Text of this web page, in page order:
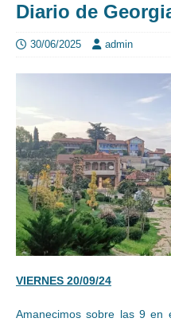
Diario de
30/06/2025 admin
VIERNES 20/09/24
Amanecimos sobre las 9